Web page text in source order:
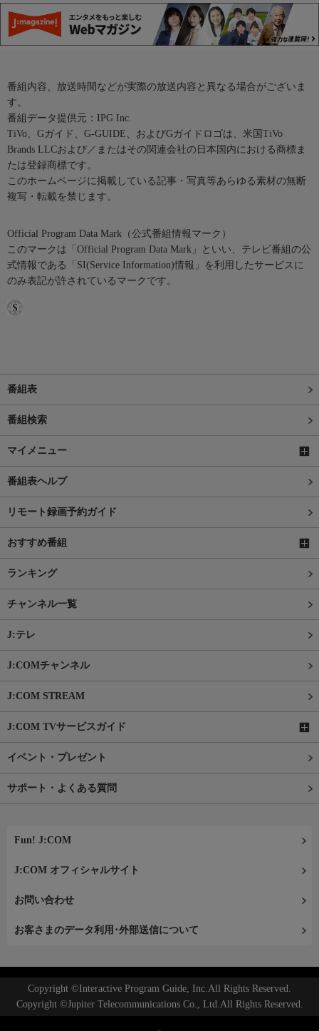
番組内容、放送時間などが実際の放送内容と異なる場合がございま
す。
番組データ提供元：IPG Inc.
TiVo、Gガイド、G-GUIDE、およびGガイドロゴは、米国TiVo
Brands LLCおよび／またはその関連会社の日本国内における商標ま
たは登録商標です。
このホームページに掲載している記事・写真等あらゆる素材の無断
複写・転載を禁じます。
Official Program Data Mark（公式番組情報マーク）
このマークは「Official Program Data Mark」といい、テレビ番組の公
式情報である「SI(Service Information)情報」を利用したサービスに
のみ表記が許されているマークです。
番組表
番組検索
マイメニュー
番組表ヘルプ
リモート録画予約ガイド
おすすめ番組
ランキング
チャンネル一覧
J:テレ
J:COMチャンネル
J:COM STREAM
J:COM TVサービスガイド
イベント・プレゼント
サポート・よくある質問
Fun! J:COM
J:COM オフィシャルサイト
お問い合わせ
お客さまのデータ利用･外部送信について
Copyright ©Interactive Program Guide, Inc.All Rights Reserved.
Copyright ©Jupiter Telecommunications Co., Ltd.All Rights Reserved.